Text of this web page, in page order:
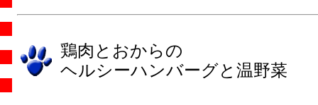
鶏肉とおからの
ヘルシーハンバーグと温野菜